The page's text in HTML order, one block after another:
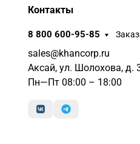
Контакты
8 800 600-95-85
sales@khancorp.ru
Аксай, ул. Шолохова, д.
Пн—Пт 08:00 – 18:00